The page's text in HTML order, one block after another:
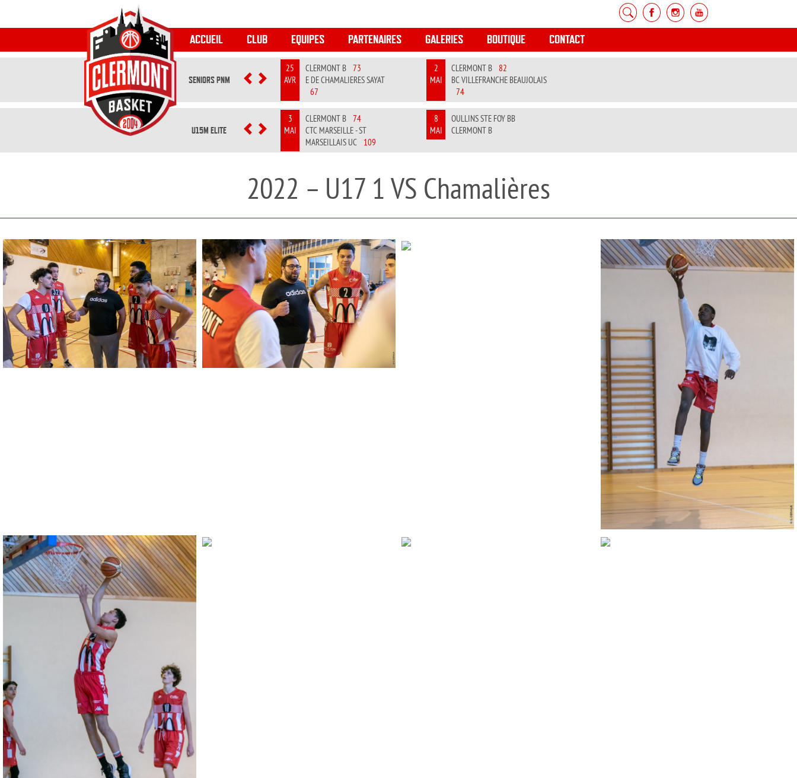
ACCUEIL CLUB EQUIPES PARTENAIRES GALERIES BOUTIQUE CONTACT
SENIORS PNM PREVIOUS
NEXT
25
AVR
CLERMONT B 73
E DE CHAMALIERES SAYAT
67
2
MAI
CLERMONT B
82
BC VILLEFRANCHE BEAUJOLAIS
74
U15M ELITE PREVIOUS
NEXT
3
MAI
CLERMONT B 74
CTC MARSEILLE - ST
MARSEILLAIS UC
109
8
MAI
OULLINS STE FOY BB
CLERMONT B
2022 – U17 1 VS Chamalières